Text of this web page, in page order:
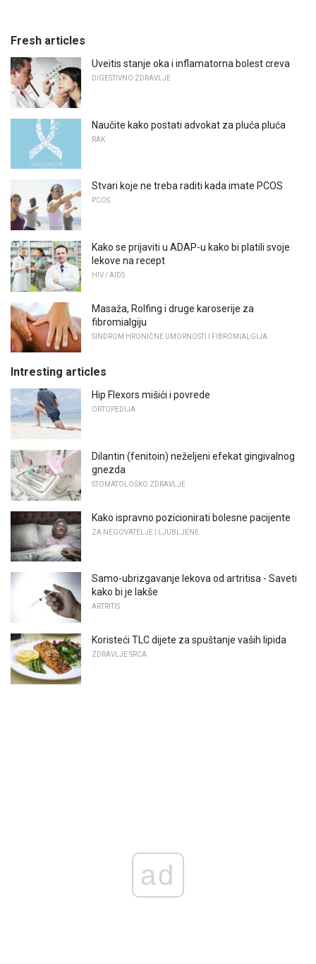
Fresh articles
Uveitis stanje oka i inflamatorna bolest creva
DIGESTIVNO ZDRAVLJE
Naučite kako postati advokat za pluća pluća
RAK
Stvari koje ne treba raditi kada imate PCOS
PCOS
Kako se prijaviti u ADAP-u kako bi platili svoje
lekove na recept
HIV / AIDS
Masaža, Rolfing i druge karoserije za
fibromialgiju
SINDROM HRONIČNE UMORNOSTI I FIBROMIALGIJA
Intresting articles
Hip Flexors mišići i povrede
ORTOPEDIJA
Dilantin (fenitoin) neželjeni efekat gingivalnog
gnezda
STOMATOLOŠKO ZDRAVLJE
Kako ispravno pozicionirati bolesne pacijente
ZA NEGOVATELJE I LJUBLJENE
Samo-ubrizgavanje lekova od artritisa - Saveti
kako bi je lakše
ARTRITIS
Koristeći TLC dijete za spuštanje vaših lipida
ZDRAVLJE SRCA
ad